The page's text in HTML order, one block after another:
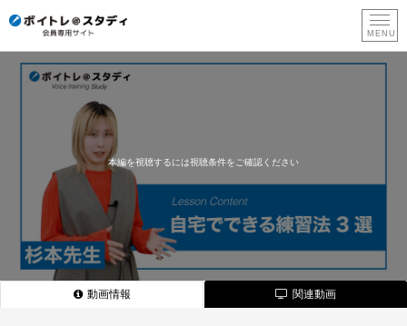
本編を視聴するには視聴条件をご確認ください
動画情報 関連動画